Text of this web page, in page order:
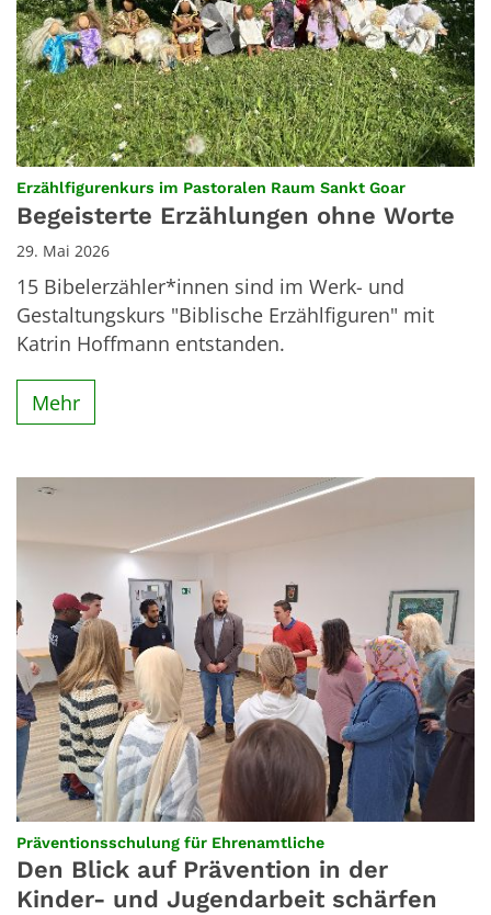
Erzählfigurenkurs im Pastoralen Raum Sankt Goar:
Begeisterte Erzählungen ohne Worte
29. Mai 2026
15 Bibelerzähler*innen sind im Werk- und
Gestaltungskurs "Biblische Erzählfiguren" mit
Katrin Hoffmann entstanden.
Mehr
Präventionsschulung für Ehrenamtliche:
Den Blick auf Prävention in der
Kinder- und Jugendarbeit schärfen